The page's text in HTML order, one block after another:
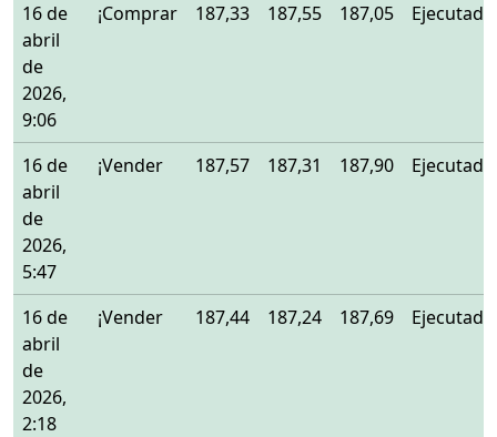
16 de
abril
de
2026,
9:06
¡Comprar 187,33 187,55 187,05 Ejecutado
16 de
abril
de
2026,
5:47
¡Vender 187,57 187,31 187,90 Ejecutado
16 de
abril
de
2026,
2:18
¡Vender 187,44 187,24 187,69 Ejecutado